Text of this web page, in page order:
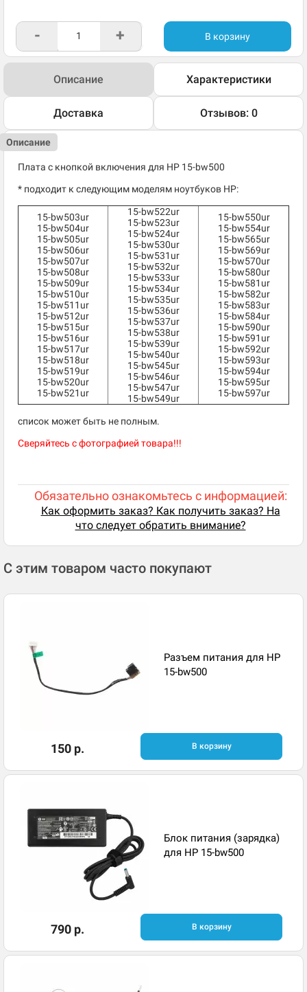
- + В корзину
Описание Характеристики
Доставка Отзывов: 0
Описание
Плата с кнопкой включения для HP 15-bw500
* подходит к следующим моделям ноутбуков HP:
15-bw503ur
15-bw504ur
15-bw505ur
15-bw506ur
15-bw507ur
15-bw508ur
15-bw509ur
15-bw510ur
15-bw511ur
15-bw512ur
15-bw515ur
15-bw516ur
15-bw517ur
15-bw518ur
15-bw519ur
15-bw520ur
15-bw521ur
15-bw522ur
15-bw523ur
15-bw524ur
15-bw530ur
15-bw531ur
15-bw532ur
15-bw533ur
15-bw534ur
15-bw535ur
15-bw536ur
15-bw537ur
15-bw538ur
15-bw539ur
15-bw540ur
15-bw545ur
15-bw546ur
15-bw547ur
15-bw549ur
15-bw550ur
15-bw554ur
15-bw565ur
15-bw569ur
15-bw570ur
15-bw580ur
15-bw581ur
15-bw582ur
15-bw583ur
15-bw584ur
15-bw590ur
15-bw591ur
15-bw592ur
15-bw593ur
15-bw594ur
15-bw595ur
15-bw597ur
список может быть не полным.
Сверяйтесь с фотографией товара!!!
Обязательно ознакомьтесь с информацией:
Как оформить заказ? Как получить заказ? На
что следует обратить внимание?
С этим товаром часто покупают
Разъем питания для HP
15-bw500
150 р. В корзину
Блок питания (зарядка)
для HP 15-bw500
790 р. В корзину